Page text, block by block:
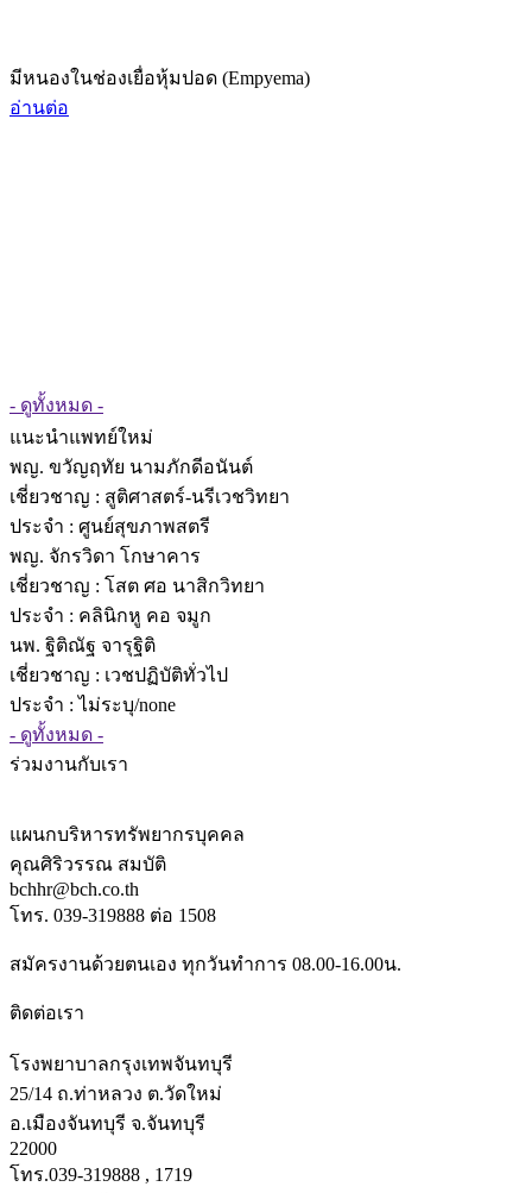
มีหนองในช่องเยื่อหุ้มปอด (Empyema)
อ่านต่อ
- ดูทั้งหมด -
แนะนำแพทย์ใหม่
พญ. ขวัญฤทัย นามภักดีอนันต์
เชี่ยวชาญ : สูติศาสตร์-นรีเวชวิทยา
ประจำ : ศูนย์สุขภาพสตรี
พญ. จักรวิดา โกษาคาร
เชี่ยวชาญ : โสต ศอ นาสิกวิทยา
ประจำ : คลินิกหู คอ จมูก
นพ. ฐิติณัฐ จารุฐิติ
เชี่ยวชาญ : เวชปฏิบัติทั่วไป
ประจำ : ไม่ระบุ/none
- ดูทั้งหมด -
ร่วมงานกับเรา
แผนกบริหารทรัพยากรบุคคล
คุณศิริวรรณ สมบัติ
bchhr@bch.co.th
โทร. 039-319888 ต่อ 1508
สมัครงานด้วยตนเอง ทุกวันทำการ 08.00-16.00น.
ติดต่อเรา
โรงพยาบาลกรุงเทพจันทบุรี
25/14 ถ.ท่าหลวง ต.วัดใหม่
อ.เมืองจันทบุรี จ.จันทบุรี
22000
โทร.039-319888 , 1719